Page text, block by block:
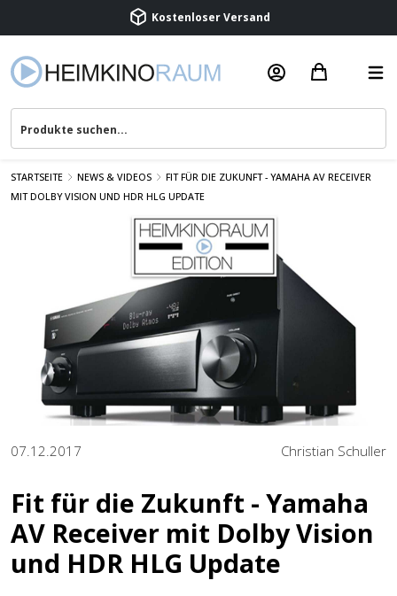
Kostenloser Versand
Beratung & Service
STARTSEITE NEWS & VIDEOS
FIT FÜR DIE ZUKUNFT - YAMAHA AV RECEIVER
MIT DOLBY VISION UND HDR HLG UPDATE
07.12.2017 Christian Schuller
Fit für die Zukunft - Yamaha
AV Receiver mit Dolby Vision
und HDR HLG Update